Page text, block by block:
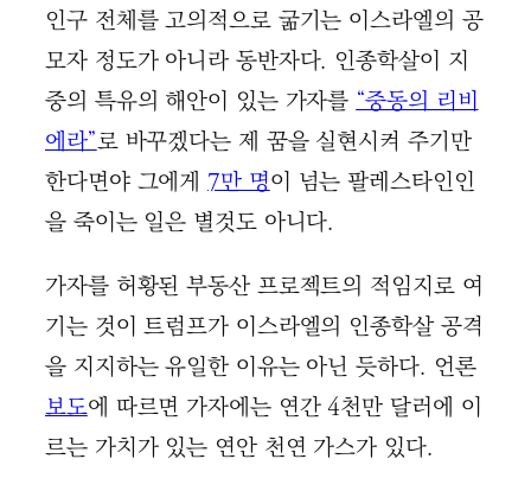
인구 전체를 고의적으로 굶기는 이스라엘의 공
모자 정도가 아니라 동반자다. 인종학살이 지
중의 특유의 해안이 있는 가자를“중동의 리비
에라”로 바꾸겠다는 제 꿈을 실현시켜 주기만
한다면야 그에게7만 명이 넘는 팔레스타인인
을 죽이는 일은 별것도 아니다.
가자를 허황된 부동산 프로젝트의 적임지로 여
기는 것이 트럼프가 이스라엘의 인종학살 공격
을 지지하는 유일한 이유는 아닌 듯하다. 언론
보도에 따르면 가자에는 연간 4천만 달러에 이
르는 가치가 있는 연안 천연 가스가 있다.